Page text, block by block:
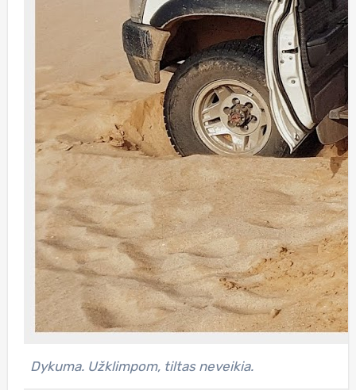
Dykuma. Užklimpom, tiltas neveikia.